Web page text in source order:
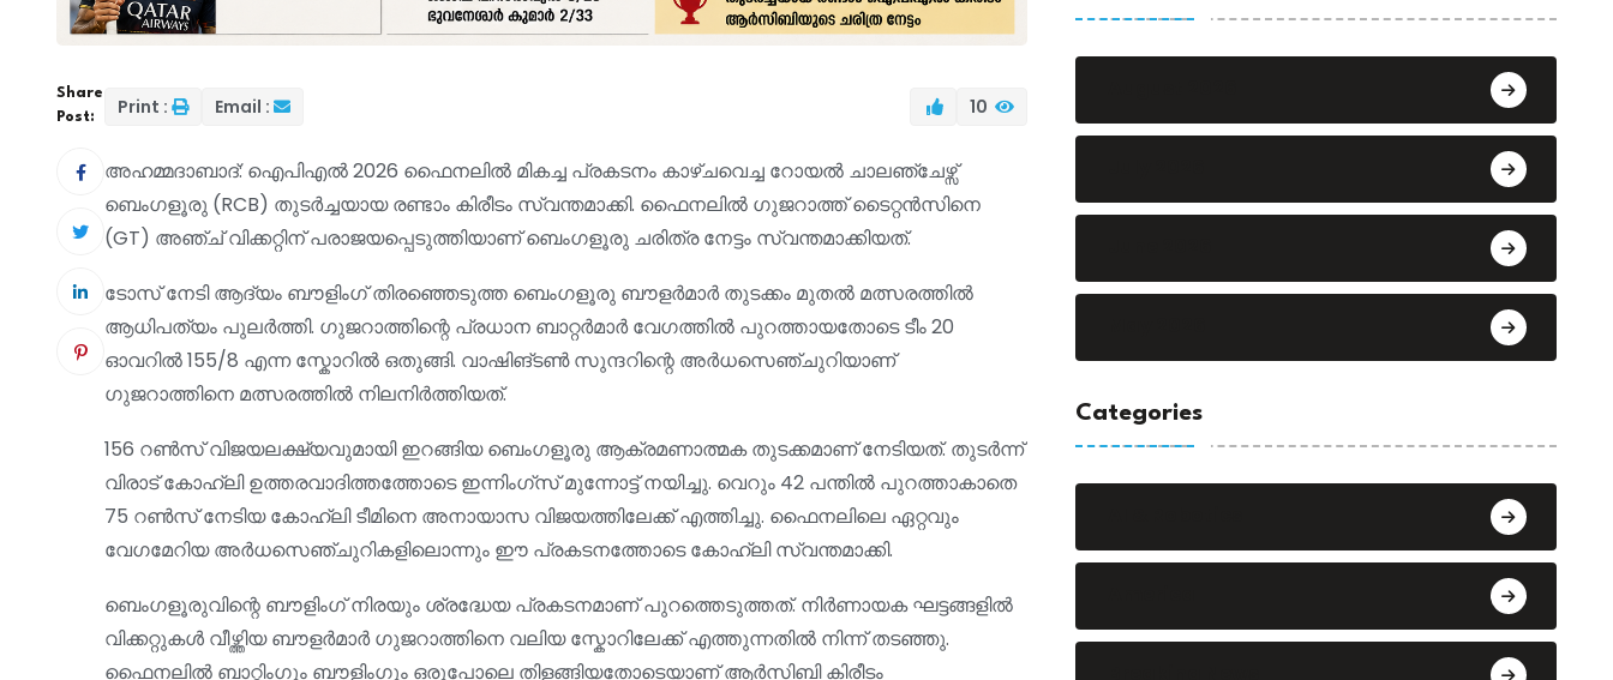
Share
Post:
Print : Email : 10
അഹമ്മദാബാദ്: ഐപിഎൽ 2026 ഫൈനലിൽ മികച്ച പ്രകടനം കാഴ്ചവെച്ച റോയൽ ചാലഞ്ചേഴ്സ്
ബെംഗളൂരു (RCB) തുടർച്ചയായ രണ്ടാം കിരീടം സ്വന്തമാക്കി. ഫൈനലിൽ ഗുജറാത്ത് ടൈറ്റൻസിനെ
(GT) അഞ്ച് വിക്കറ്റിന് പരാജയപ്പെടുത്തിയാണ് ബെംഗളൂരു ചരിത്ര നേട്ടം സ്വന്തമാക്കിയത്.
ടോസ് നേടി ആദ്യം ബൗളിംഗ് തിരഞ്ഞെടുത്ത ബെംഗളൂരു ബൗളർമാർ തുടക്കം മുതൽ മത്സരത്തിൽ
ആധിപത്യം പുലർത്തി. ഗുജറാത്തിന്റെ പ്രധാന ബാറ്റർമാർ വേഗത്തിൽ പുറത്തായതോടെ ടീം 20
ഓവറിൽ 155/8 എന്ന സ്കോറിൽ ഒതുങ്ങി. വാഷിങ്ടൺ സുന്ദറിന്റെ അർധസെഞ്ചുറിയാണ്
ഗുജറാത്തിനെ മത്സരത്തിൽ നിലനിർത്തിയത്.
156 റൺസ് വിജയലക്ഷ്യവുമായി ഇറങ്ങിയ ബെംഗളൂരു ആക്രമണാത്മക തുടക്കമാണ് നേടിയത്. തുടർന്ന്
വിരാട് കോഹ്‌ലി ഉത്തരവാദിത്തത്തോടെ ഇന്നിംഗ്സ് മുന്നോട്ട് നയിച്ചു. വെറും 42 പന്തിൽ പുറത്താകാതെ
75 റൺസ് നേടിയ കോഹ്‌ലി ടീമിനെ അനായാസ വിജയത്തിലേക്ക് എത്തിച്ചു. ഫൈനലിലെ ഏറ്റവും
വേഗമേറിയ അർധസെഞ്ചുറികളിലൊന്നും ഈ പ്രകടനത്തോടെ കോഹ്‌ലി സ്വന്തമാക്കി.
ബെംഗളൂരുവിന്റെ ബൗളിംഗ് നിരയും ശ്രദ്ധേയ പ്രകടനമാണ് പുറത്തെടുത്തത്. നിർണായക ഘട്ടങ്ങളിൽ
വിക്കറ്റുകൾ വീഴ്ത്തിയ ബൗളർമാർ ഗുജറാത്തിനെ വലിയ സ്കോറിലേക്ക് എത്തുന്നതിൽ നിന്ന് തടഞ്ഞു.
ഫൈനലിൽ ബാറ്റിംഗും ബൗളിംഗും ഒരുപോലെ തിളങ്ങിയതോടെയാണ് ആർസിബി കിരീടം
Categories